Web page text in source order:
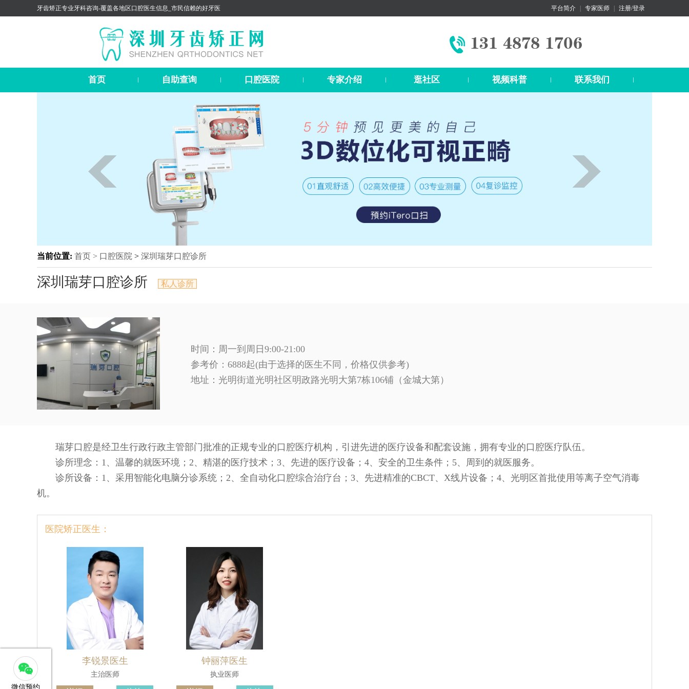
牙齿矫正专业牙科咨询-覆盖各地区口腔医生信息_市民信赖的好牙医 平台简介 专家医师 注册/登录
首页 自助查询 口腔医院 专家介绍 逛社区 视频科普 联系我们
当前位置: 首页 > 口腔医院 > 深圳瑞芽口腔诊所
深圳瑞芽口腔诊所 私人诊所
时间：周一到周日9:00-21:00
参考价：6888起(由于选择的医生不同，价格仅供参考)
地址： 光明街道光明社区明政路光明大第7栋106铺（金城大第）
瑞芽口腔是经卫生行政行政主管部门批准的正规专业的口腔医疗机构，引进先进的医疗设备和配套设施，拥有专业的口腔医疗队伍。
诊所理念：1、温馨的就医环境；2、精湛的医疗技术；3、先进的医疗设备；4、安全的卫生条件；5、周到的就医服务。
诊所设备：1、采用智能化电脑分诊系统；2、全自动化口腔综合治疗台；3、先进精准的CBCT、X线片设备；4、光明区首批使用等离子空气消毒
机。
医院矫正医生：
李锐景医生
主治医师
钟丽萍医生
执业医师
微信预约